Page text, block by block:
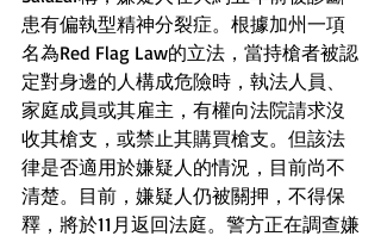
患有偏執型精神分裂症。根據加州一項
名為Red Flag Law的立法，當持槍者被認
定對身邊的人構成危險時，執法人員、
家庭成員或其雇主，有權向法院請求沒
收其槍支，或禁止其購買槍支。但該法
律是否適用於嫌疑人的情況，目前尚不
清楚。目前，嫌疑人仍被關押，不得保
釋，將於11月返回法庭。警方正在調查嫌